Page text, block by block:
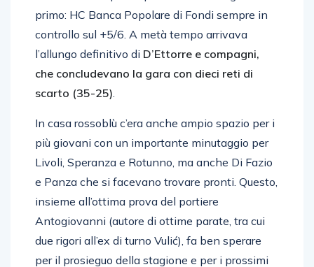
Il secondo tempo si apriva sulla falsariga del
primo: HC Banca Popolare di Fondi sempre in
controllo sul +5/6. A metà tempo arrivava
l’allungo definitivo di D’Ettorre e compagni,
che concludevano la gara con dieci reti di
In casa rossoblù c’era anche ampio spazio per i
più giovani con un importante minutaggio per
Livoli, Speranza e Rotunno, ma anche Di Fazio
e Panza che si facevano trovare pronti. Questo,
insieme all’ottima prova del portiere
Antogiovanni (autore di ottime parate, tra cui
due rigori all’ex di turno Vulić), fa ben sperare